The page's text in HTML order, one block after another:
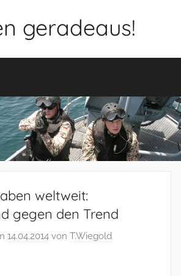
geradeaus!
weltweit:
gegen den Trend
14.04.2014 von T.Wiegold